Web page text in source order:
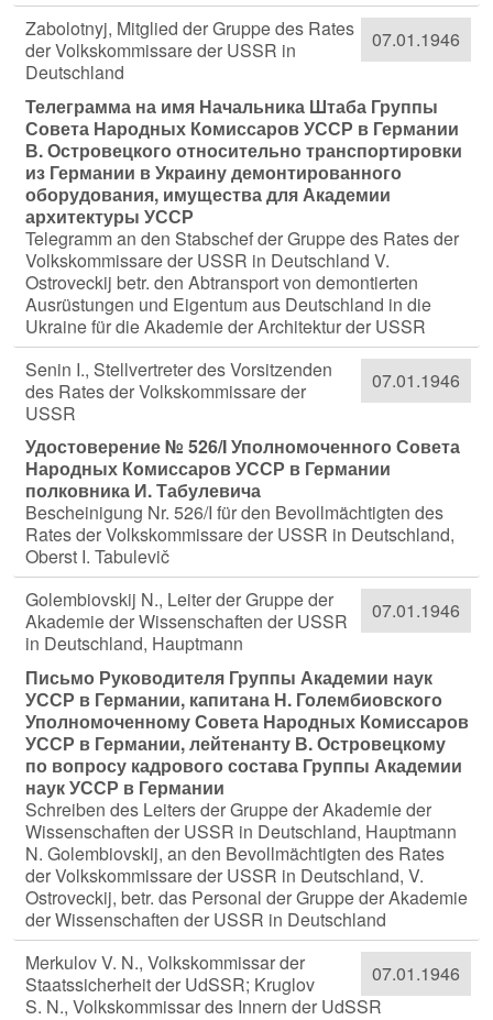
07.01.1946
Zabolotnyj, Mitglied der Gruppe des Rates
der Volkskommissare der USSR in
Deutschland
Телеграмма на имя Начальника Штаба Группы
Совета Народных Комиссаров УССР в Германии
В. Островецкого относительно транспортировки
из Германии в Украину демонтированного
оборудования, имущества для Академии
архитектуры УССР
Telegramm an den Stabschef der Gruppe des Rates der
Volkskommissare der USSR in Deutschland V.
Ostroveckij betr. den Abtransport von demontierten
Ausrüstungen und Eigentum aus Deutschland in die
Ukraine für die Akademie der Architektur der USSR
07.01.1946
Senin I., Stellvertreter des Vorsitzenden
des Rates der Volkskommissare der
USSR
Удостоверение № 526/I Уполномоченного Совета
Народных Комиссаров УССР в Германии
полковника И. Табулевича
Bescheinigung Nr. 526/I für den Bevollmächtigten des
Rates der Volkskommissare der USSR in Deutschland,
Oberst I. Tabulevič
07.01.1946
Golembiovskij N., Leiter der Gruppe der
Akademie der Wissenschaften der USSR
in Deutschland, Hauptmann
Письмо Руководителя Группы Академии наук
УССР в Германии, капитана Н. Голембиовского
Уполномоченному Совета Народных Комиссаров
УССР в Германии, лейтенанту В. Островецкому
по вопросу кадрового состава Группы Академии
наук УССР в Германии
Schreiben des Leiters der Gruppe der Akademie der
Wissenschaften der USSR in Deutschland, Hauptmann
N. Golembiovskij, an den Bevollmächtigten des Rates
der Volkskommissare der USSR in Deutschland, V.
Ostroveckij, betr. das Personal der Gruppe der Akademie
der Wissenschaften der USSR in Deutschland
07.01.1946
Merkulov V. N., Volkskommissar der
Staatssicherheit der UdSSR; Kruglov
S. N., Volkskommissar des Innern der UdSSR